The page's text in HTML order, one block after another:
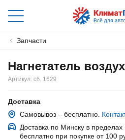
Запчасти
Нагнетатель
Артикул: сб. 1629
Доставка
Самовывоз – бесплатно.
Доставка по Минску в
бесплатно при покупке от 100